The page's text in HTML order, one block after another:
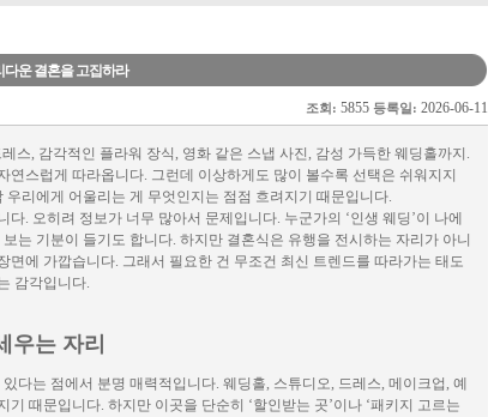
운 결혼을 고집하라
조회: 5855 등록일: 2026-06-11
스, 감각적인 플라워 장식, 영화 같은 스냅 사진, 감성 가득한 웨딩홀까지.
연스럽게 따라옵니다. 그런데 이상하게도 많이 볼수록 선택은 쉬워지지
리에게 어울리는 게 무엇인지는 점점 흐려지기 때문입니다.
. 오히려 정보가 너무 많아서 문제입니다. 누군가의 ‘인생 웨딩’이 나에
는 기분이 들기도 합니다. 하지만 결혼식은 유행을 전시하는 자리가 아니
면에 가깝습니다. 그래서 필요한 건 무조건 최신 트렌드를 따라가는 태도
감각입니다.
우는 자리
다는 점에서 분명 매력적입니다. 웨딩홀, 스튜디오, 드레스, 메이크업, 예
때문입니다. 하지만 이곳을 단순히 ‘할인받는 곳’이나 ‘패키지 고르는